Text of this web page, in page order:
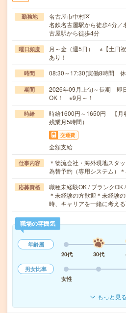
勤務地
名古屋市中村区
名鉄名古屋駅から徒歩4分／
古屋駅から徒歩4分
曜日頻度
月～金（週5日） ※【土日
あり！
時間 08:30～17:30(実働8時間
期間
2026年09月上旬～長期 即
OK！ ※9月～！
時給
時給1600円～1650円 【月
残業月5時間）
交通費
全額支給
仕事内容
＊物流会社・海外現地スタ
為替予約（専用システム）
応募資格
職種未経験OK / ブランクOK
＊未経験の方歓迎＊未経験
時、キャリアを一緒に考え
職場の雰囲気
年齢層
20代
30代
男女比率
女性
もっと見る